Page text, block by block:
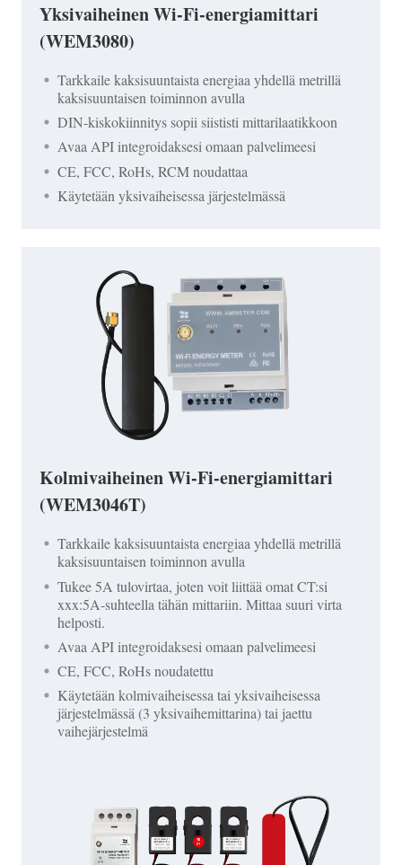
Yksivaiheinen Wi-Fi-energiamittari
(WEM3080)
Tarkkaile kaksisuuntaista energiaa yhdellä metrillä
kaksisuuntaisen toiminnon avulla
DIN-kiskokiinnitys sopii siististi mittarilaatikkoon
Avaa API integroidaksesi omaan palvelimeesi
CE, FCC, RoHs, RCM noudattaa
Käytetään yksivaiheisessa järjestelmässä
Kolmivaiheinen Wi-Fi-energiamittari
(WEM3046T)
Tarkkaile kaksisuuntaista energiaa yhdellä metrillä
kaksisuuntaisen toiminnon avulla
Tukee 5A tulovirtaa, joten voit liittää omat CT:si
xxx:5A-suhteella tähän mittariin. Mittaa suuri virta
helposti.
Avaa API integroidaksesi omaan palvelimeesi
CE, FCC, RoHs noudatettu
Käytetään kolmivaiheisessa tai yksivaiheisessa
järjestelmässä (3 yksivaihemittarina) tai jaettu
vaihejärjestelmä